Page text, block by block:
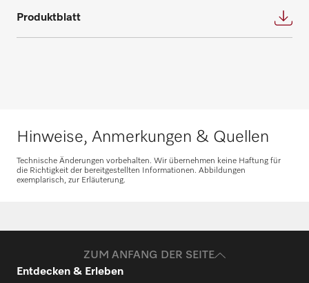
Ersatzteile anfragen
Produktblatt
Hinweise, Anmerkungen & Quellen
Technische Änderungen vorbehalten. Wir übernehmen keine Haftung für
die Richtigkeit der bereitgestellten Informationen. Abbildungen
exemplarisch, zur Erläuterung.
ZUM ANFANG DER SEITE
Entdecken & Erleben